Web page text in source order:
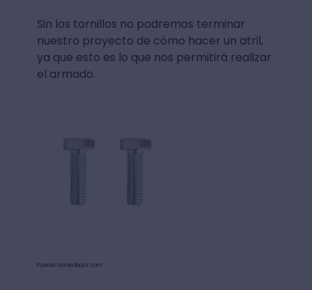
Sin los tornillos no podremos terminar
nuestro proyecto de cómo hacer un atril,
ya que esto es lo que nos permitirá realizar
el armado.
Fuente: homedepot.com